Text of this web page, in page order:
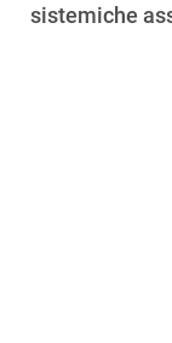
sistemiche